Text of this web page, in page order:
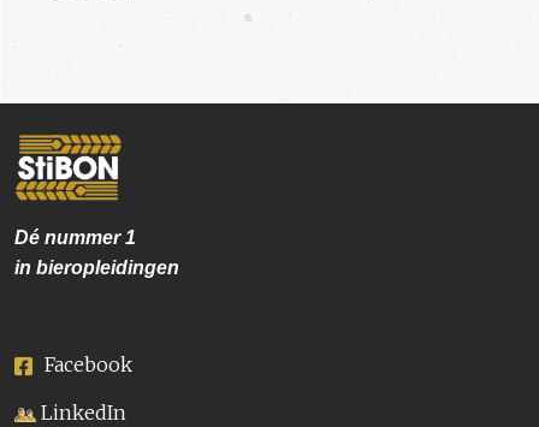
Dé nummer1
in bieropleidingen
Facebook
LinkedIn